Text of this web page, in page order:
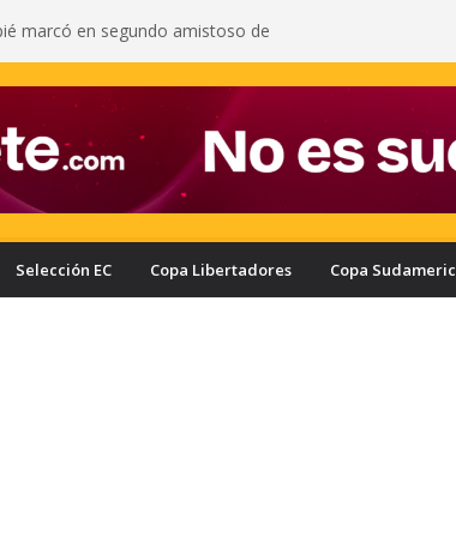
marcó en segundo amistoso de
cuánto ganaría el ecuatoriano
puede quedar eliminado de la Copa
a haber derrotado a Liga de Portoviejo?
con nuevo delantero: Ronie Carrillo llegó a
fichar por el Bombillo
Liga de Portoviejo en polémica partido
Selección EC Copa Libertadores Copa